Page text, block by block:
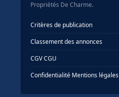
Propriétés De Charme.
Critères de publication
Classement des annonces
CGV·CGU
Confidentialité·Mentions légales